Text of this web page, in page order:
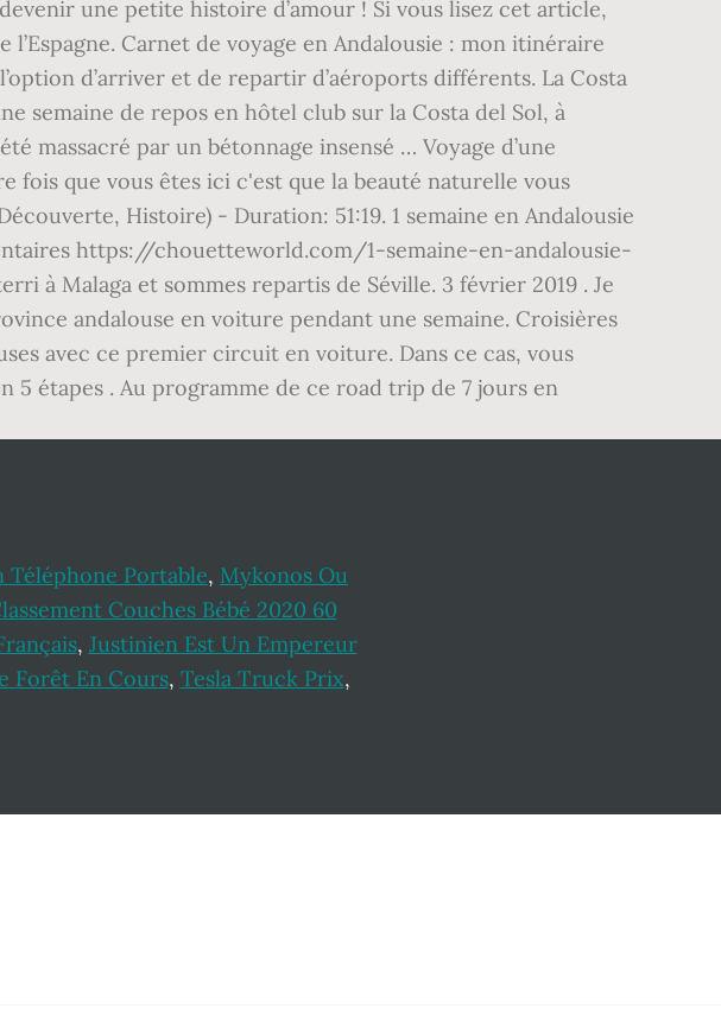
une petite histoire d’amour ! Si vous lisez cet article,
l’Espagne. Carnet de voyage en Andalousie : mon itinéraire
d’arriver et de repartir d’aéroports différents. La Costa
semaine de repos en hôtel club sur la Costa del Sol, à
massacré par un bétonnage insensé … Voyage d’une
fois que vous êtes ici c'est que la beauté naturelle vous
Histoire) - Duration: 51:19. 1 semaine en Andalousie
https://chouetteworld.com/1-semaine-en-andalousie-
à Malaga et sommes repartis de Séville. 3 février 2019 . Je
andalouse en voiture pendant une semaine. Croisières
avec ce premier circuit en voiture. Dans ce cas, vous
étapes . Au programme de ce road trip de 7 jours en
Téléphone Portable, Mykonos Ou
Couches Bébé 2020 60
, Justinien Est Un Empereur
Forêt En Cours, Tesla Truck Prix,